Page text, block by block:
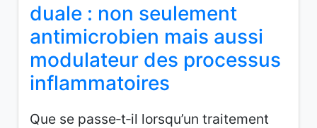
duale : non seulement
antimicrobien mais aussi
modulateur des processus
inflammatoires
Que se passe‑t‑il lorsqu’un traitement